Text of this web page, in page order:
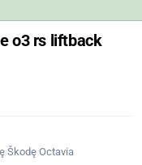
o3 rs liftback
Škodę Octavia